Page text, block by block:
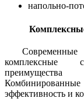
напольно-
комплексные
преимущества
эффективность и